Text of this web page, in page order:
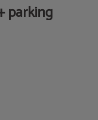
parking